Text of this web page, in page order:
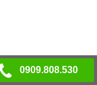
0909.808.530